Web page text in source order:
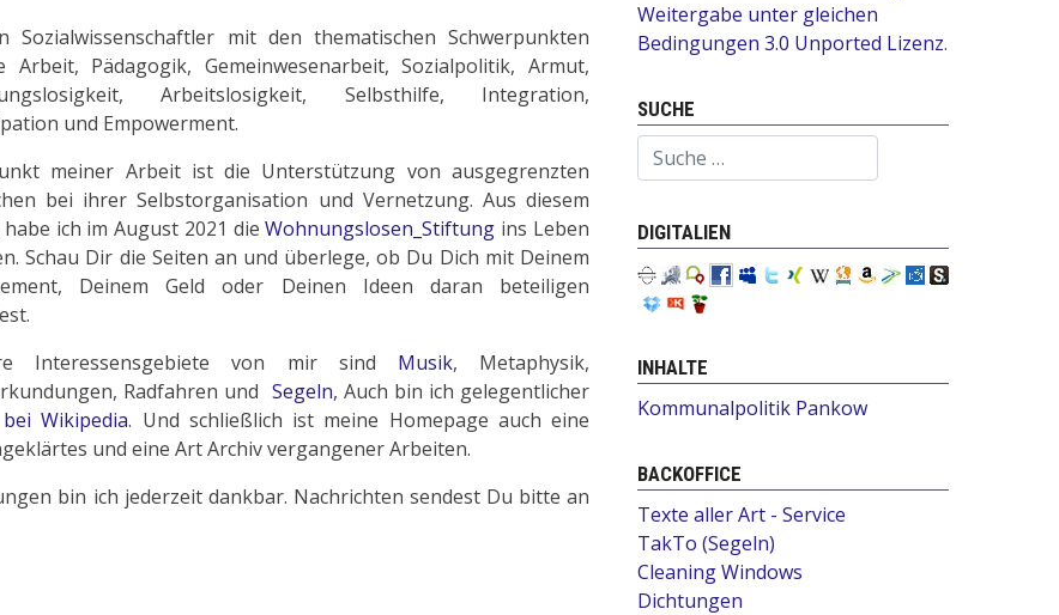
Sozialwissenschaftler mit den thematischen Schwerpunkten
Arbeit, Pädagogik, Gemeinwesenarbeit, Sozialpolitik, Armut,
Arbeitslosigkeit, Selbsthilfe, Integration,
und Empowerment.
meiner Arbeit ist die Unterstützung von ausgegrenzten
bei ihrer Selbstorganisation und Vernetzung. Aus diesem
ich im August 2021 dieWohnungslosen_Stiftung ins Leben
Schau Dir die Seiten an und überlege, ob Du Dich mit Deinem
Deinem Geld oder Deinen Ideen daran beteiligen
Interessensgebiete von mir sind Musik, Metaphysik,
Radfahren und Segeln, Auch bin ich gelegentlicher
Wikipedia. Und schließlich ist meine Homepage auch eine
und eine Art Archiv vergangener Arbeiten.
bin ich jederzeit dankbar. Nachrichten sendest Du bitte an
Weitergabe unter gleichen
Bedingungen 3.0 Unported Lizenz.
SUCHE
Suchen
DIGITALIEN
INHALTE
Kommunalpolitik Pankow
BACKOFFICE
Texte aller Art - Service
TakTo (Segeln)
Cleaning Windows
Dichtungen